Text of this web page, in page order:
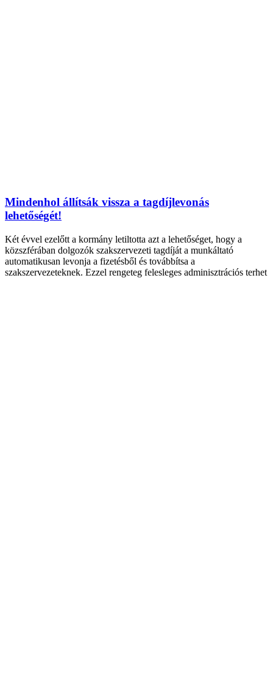
Mindenhol állítsák vissza a tagdíjlevonás
lehetőségét!
Két évvel ezelőtt a kormány letiltotta azt a lehetőséget, hogy a
közszférában dolgozók szakszervezeti tagdíját a munkáltató
automatikusan levonja a fizetésből és továbbítsa a
szakszervezeteknek. Ezzel rengeteg felesleges adminisztrációs terhet